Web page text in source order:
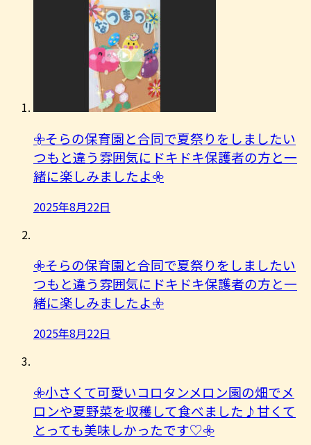
𖧷そらの保育園と合同で夏祭りをしましたい
つもと違う雰囲気にドキドキ保護者の方と一
緒に楽しみましたよ︎𖧷
2025年8月22日
𖧷そらの保育園と合同で夏祭りをしましたい
つもと違う雰囲気にドキドキ保護者の方と一
緒に楽しみましたよ︎𖧷
2025年8月22日
𖧷小さくて可愛いコロタンメロン園の畑でメ
ロンや夏野菜を収穫して食べました♪甘くて
とっても美味しかったです♡𖧷